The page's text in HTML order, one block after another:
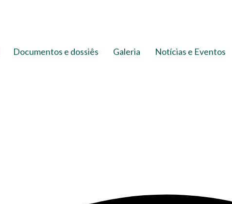
Documentos e dossiês Galeria Notícias e Eventos